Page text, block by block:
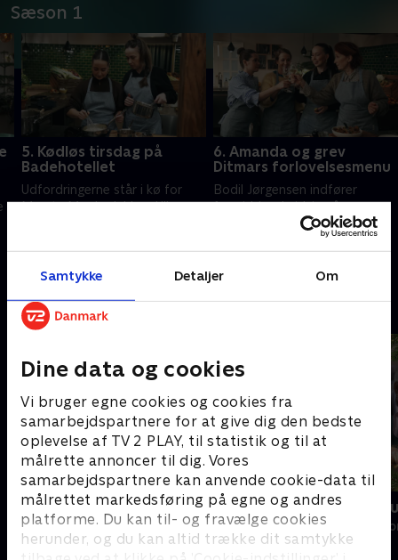
Samtykke Detaljer Om
Dine data og cookies
Vi bruger egne cookies og cookies fra
samarbejdspartnere for at give dig den bedste
oplevelse af TV 2 PLAY, til statistik og til at
målrette annoncer til dig. Vores
samarbejdspartnere kan anvende cookie-data til
målrettet markedsføring på egne og andres
platforme. Du kan til- og fravælge cookies
herunder, og du kan altid trække dit samtykke
Sæson 1
5. Kødløs tirsdag på
Badehotellet
Udfordringerne står i kø for
Merete Mærkedahl og Ulla
Hvorfor bliver sovsen til
6. Amanda og grev
Ditmars forlovelsesmenu
Bodil Jørgensen indfører
formiddagshvidvin på
kokkeskolen og øser af sin
store madkundskab til
Merete Mærkedahl og Ulla
Andre så også
Sæt pris på Danmark - julespecial
Livsstil • 6 sæsoner
I den søde
Livsstil • 4